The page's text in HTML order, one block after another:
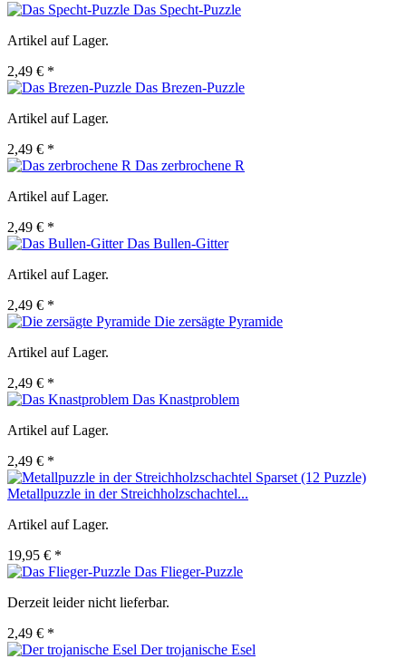
Das Specht-Puzzle
Artikel auf Lager.
2,49 € *
Das Brezen-Puzzle
Artikel auf Lager.
2,49 € *
Das zerbrochene R
Artikel auf Lager.
2,49 € *
Das Bullen-Gitter
Artikel auf Lager.
2,49 € *
Die zersägte Pyramide
Artikel auf Lager.
2,49 € *
Das Knastproblem
Artikel auf Lager.
2,49 € *
Metallpuzzle in der Streichholzschachtel...
Artikel auf Lager.
19,95 € *
Das Flieger-Puzzle
Derzeit leider nicht lieferbar.
2,49 € *
Der trojanische Esel